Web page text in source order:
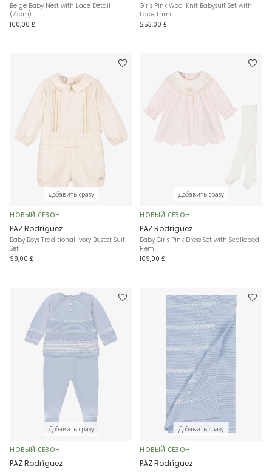
Beige Baby Nest with Lace Detail
(72cm)
100,00 £
Girls Pink Wool Knit Babysuit Set with
Lace Trims
253,00 £
Добавить сразу
НОВЫЙ СЕЗОН
PAZ Rodríguez
Baby Boys Traditional Ivory Buster Suit
Set
98,00 £
Добавить сразу
НОВЫЙ СЕЗОН
PAZ Rodríguez
Baby Girls Pink Dress Set with Scalloped
Hem
109,00 £
Добавить сразу
НОВЫЙ СЕЗОН
PAZ Rodríguez
Добавить сразу
НОВЫЙ СЕЗОН
PAZ Rodríguez